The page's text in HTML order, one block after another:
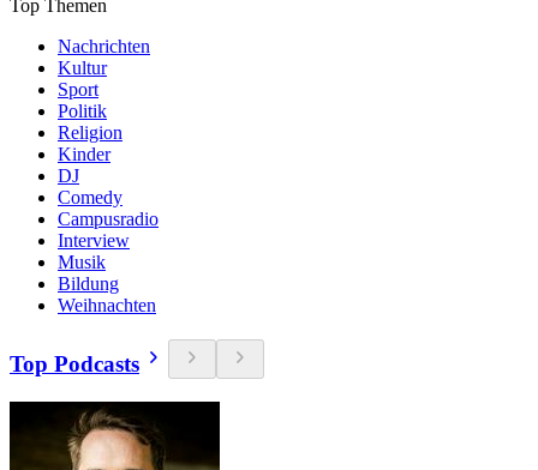
Top Themen
Nachrichten
Kultur
Sport
Politik
Religion
Kinder
DJ
Comedy
Campusradio
Interview
Musik
Bildung
Weihnachten
Top Podcasts